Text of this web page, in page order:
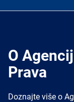
O
Prava
Doznajte više o